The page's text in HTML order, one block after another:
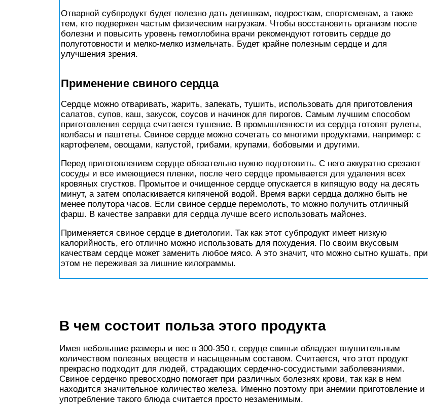
Отварной субпродукт будет полезно дать детишкам, подросткам, спортсменам, а также
тем, кто подвержен частым физическим нагрузкам. Чтобы восстановить организм после
болезни и повысить уровень гемоглобина врачи рекомендуют готовить сердце до
полуготовности и мелко-мелко измельчать. Будет крайне полезным сердце и для
улучшения зрения.
Применение свиного сердца
Сердце можно отваривать, жарить, запекать, тушить, использовать для приготовления
салатов, супов, каш, закусок, соусов и начинок для пирогов. Самым лучшим способом
приготовления сердца считается тушение. В промышленности из сердца готовят рулеты,
колбасы и паштеты. Свиное сердце можно сочетать со многими продуктами, например: с
картофелем, овощами, капустой, грибами, крупами, бобовыми и другими.
Перед приготовлением сердце обязательно нужно подготовить. С него аккуратно срезают
сосуды и все имеющиеся пленки, после чего сердце промывается для удаления всех
кровяных сгустков. Промытое и очищенное сердце опускается в кипящую воду на десять
минут, а затем ополаскивается кипяченой водой. Время варки сердца должно быть не
менее полутора часов. Если свиное сердце перемолоть, то можно получить отличный
фарш. В качестве заправки для сердца лучше всего использовать майонез.
Применяется свиное сердце в диетологии. Так как этот субпродукт имеет низкую
калорийность, его отлично можно использовать для похудения. По своим вкусовым
качествам сердце может заменить любое мясо. А это значит, что можно сытно кушать, при
этом не переживая за лишние килограммы.
В чем состоит польза этого продукта
Имея небольшие размеры и вес в 300-350 г, сердце свиньи обладает внушительным
количеством полезных веществ и насыщенным составом. Считается, что этот продукт
прекрасно подходит для людей, страдающих сердечно-сосудистыми заболеваниями.
Свиное сердечко превосходно помогает при различных болезнях крови, так как в нем
находится значительное количество железа. Именно поэтому при анемии приготовление и
употребление такого блюда считается просто незаменимым.